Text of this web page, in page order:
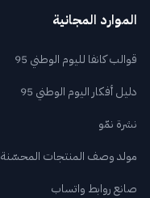
الموارد المجانية
قوالب كانفا لليوم الوطني 95
دليل أفكار اليوم الوطني 95
نشرة نمّو
مولد وصف المنتجات المحسّنة
صانع روابط واتساب